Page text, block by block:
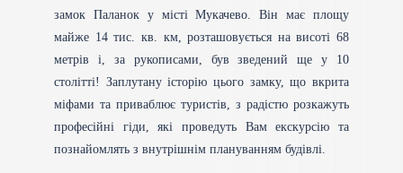
замок Паланок у місті Мукачево. Він має площу
майже 14 тис. кв. км, розташовується на висоті 68
метрів і, за рукописами, був зведений ще у 10
столітті! Заплутану історію цього замку, що вкрита
міфами та приваблює туристів, з радістю розкажуть
професійні гіди, які проведуть Вам екскурсію та
познайомлять з внутрішнім плануванням будівлі.